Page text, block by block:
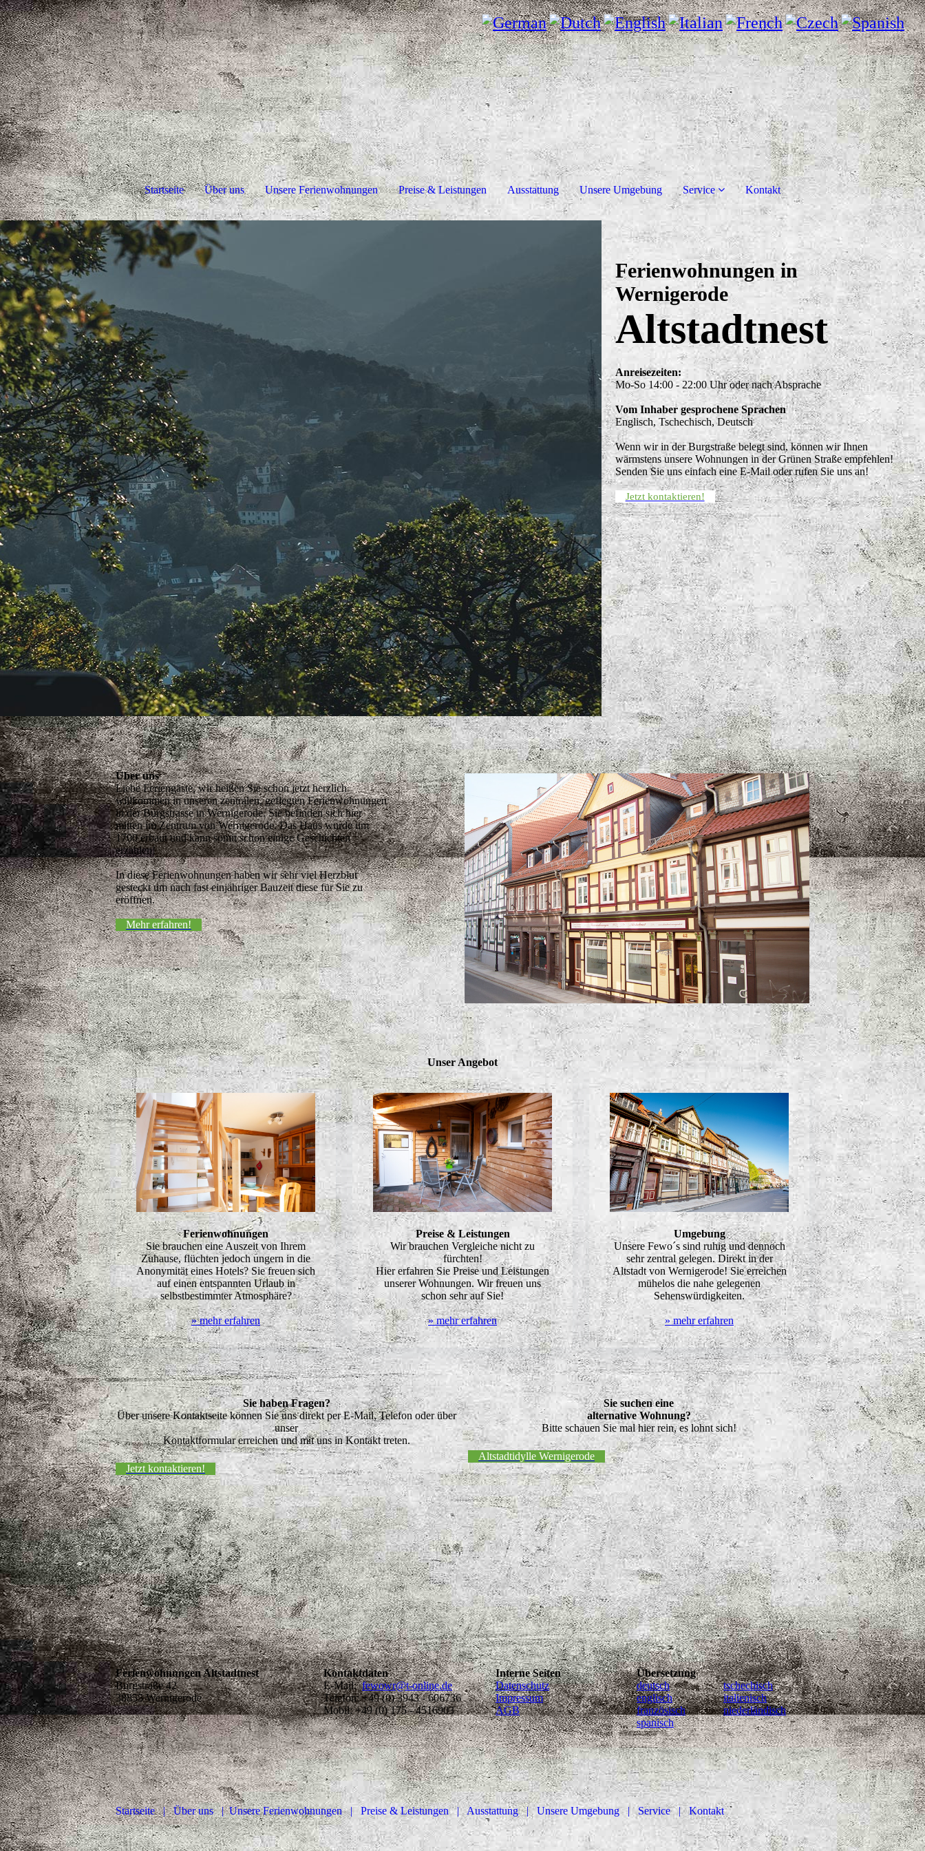
Startseite Über uns Unsere Ferienwohnungen Preise & Leistungen Ausstattung Unsere Umgebung Service Kontakt
Ferienwohnungen in
Wernigerode
Altstadtnest
Anreisezeiten:
Mo-So 14:00 - 22:00 Uhr oder nach Absprache
Vom Inhaber gesprochene Sprachen
Englisch, Tschechisch, Deutsch
Wenn wir in der Burgstraße belegt sind, können wir Ihnen
wärmstens unsere Wohnungen in der Grünen Straße empfehlen!
Senden Sie uns einfach eine E-Mail oder rufen Sie uns an!
Jetzt kontaktieren!
Über uns
Liebe Feriengäste, wir heißen Sie schon jetzt herzlich
willkommen in unseren zentralen, geflegten Ferienwohnungen
in der Burgstrasse in Wernigerode. Sie befinden sich hier
mitten im Zentrum von Wernigerode. Das Haus wurde um
1700 erbaut und kann somit schon einige Geschichten
erzählen!
In diese Ferienwohnungen haben wir sehr viel Herzblut
gesteckt um nach fast einjähriger Bauzeit diese für Sie zu
eröffnen.
Mehr erfahren!
Unser Angebot
Ferienwohnungen
Sie brauchen eine Auszeit von Ihrem
Zuhause, flüchten jedoch ungern in die
Anonymität eines Hotels? Sie freuen sich
auf einen entspannten Urlaub in
selbstbestimmter Atmosphäre?
» mehr erfahren
Preise & Leistungen
Wir brauchen Vergleiche nicht zu
fürchten!
Hier erfahren Sie Preise und Leistungen
unserer Wohnungen. Wir freuen uns
schon sehr auf Sie!
» mehr erfahren
Umgebung
Unsere Fewo´s sind ruhig und dennoch
sehr zentral gelegen. Direkt in der
Altstadt von Wernigerode! Sie erreichen
mühelos die nahe gelegenen
Sehenswürdigkeiten.
» mehr erfahren
Sie haben Fragen?
Über unsere Kontaktseite können Sie uns direkt per E-Mail, Telefon oder über
unser
Kontaktformular erreichen und mit uns in Kontakt treten.
Jetzt kontaktieren!
Sie suchen eine
alternative Wohnung?
Bitte schauen Sie mal hier rein, es lohnt sich!
Altstadtidylle Wernigerode
Ferienwohnungen Altstadtnest
Burgstraße 42
38855 Wernigerode
Kontaktdaten
E-Mail:fewowr@t-online.de
Telefon: +49 (0) 3943 - 606736
Mobil: +49 (0) 175 - 4516903
Interne Seiten
Datenschutz
Impressum
AGB
Übersetzung
deutsch
englisch
französisch
spanisch
tschechisch
italienisch
niederländisch
Startseite |Über uns| Unsere Ferienwohnungen |Preise & Leistungen| Ausstattung |Unsere Umgebung| Service |Kontakt